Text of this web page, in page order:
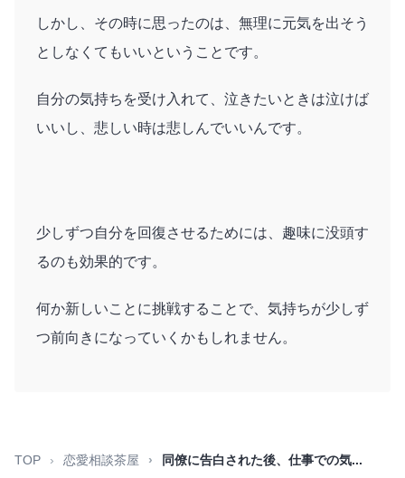
しかし、その時に思ったのは、無理に元気を出そう
としなくてもいいということです。
自分の気持ちを受け入れて、泣きたいときは泣けば
いいし、悲しい時は悲しんでいいんです。
少しずつ自分を回復させるためには、趣味に没頭す
るのも効果的です。
何か新しいことに挑戦することで、気持ちが少しず
つ前向きになっていくかもしれません。
TOP 恋愛相談茶屋 同僚に告白された後、仕事での気...